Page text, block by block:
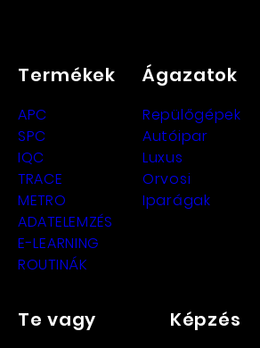
Termékek
APC
SPC
IQC
TRACE
METRO
ADATELEMZÉS
E-LEARNING
ROUTINÁK
Ágazatok
Repülőgépek
Autóipar
Luxus
Orvosi
Iparágak
Te vagy Képzés